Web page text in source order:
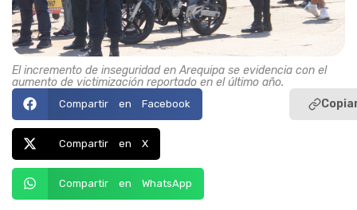
El incremento de inseguridad en Arequipa se evidencia con el
aumento de victimización reportado en el último año.
Compartir en Facebook
Compartir en X
Compartir en WhatsApp